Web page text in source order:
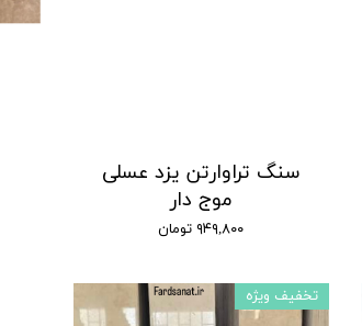
سنگ تراوارتن یزد عسلی
موج دار
۹۴۹,۸۰۰ تومان
تخفیف ویژه